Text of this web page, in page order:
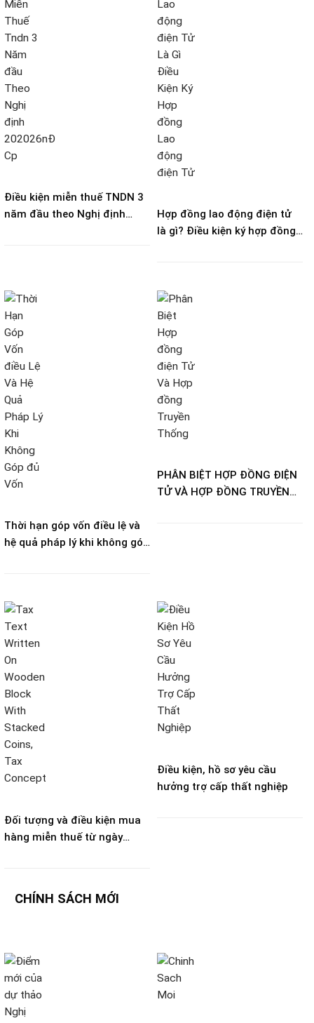
Điều kiện miễn thuế TNDN 3
năm đầu theo Nghị định
Hợp đồng lao động điện tử
là gì? Điều kiện ký hợp đồng
Thời hạn góp vốn điều lệ và
hệ quả pháp lý khi không góp
PHÂN BIỆT HỢP ĐỒNG ĐIỆN
TỬ VÀ HỢP ĐỒNG TRUYỀN
Đối tượng và điều kiện mua
hàng miễn thuế từ ngày
Điều kiện, hồ sơ yêu cầu
hưởng trợ cấp thất nghiệp
CHÍNH SÁCH MỚI